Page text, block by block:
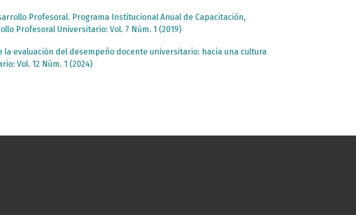
Profesoral. Programa Institucional Anual de Capacitación,
Profesoral Universitario: Vol. 7 Núm. 1 (2019)
la evaluación del desempeño docente universitario: hacia una cultura
Vol. 12 Núm. 1 (2024)